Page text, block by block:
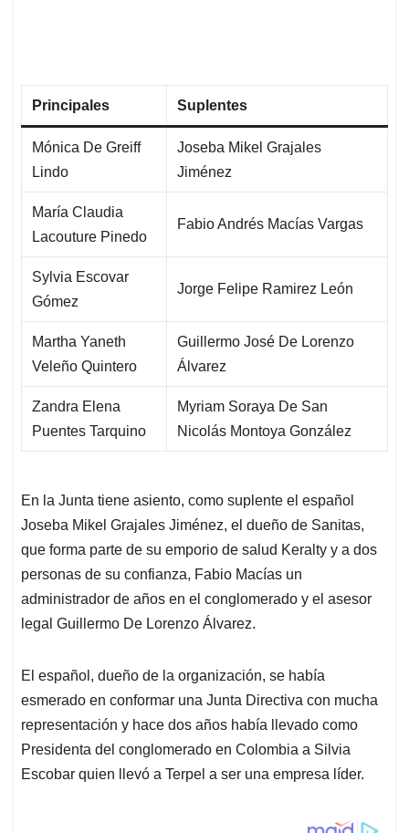
Principales Suplentes
Mónica De Greiff
Lindo
Joseba Mikel Grajales
Jiménez
María Claudia
Lacouture Pinedo
Fabio Andrés Macías Vargas
Sylvia Escovar
Gómez
Jorge Felipe Ramirez León
Martha Yaneth
Veleño Quintero
Guillermo José De Lorenzo
Álvarez
Zandra Elena
Puentes Tarquino
Myriam Soraya De San
Nicolás Montoya González
En la Junta tiene asiento, como suplente el español
Joseba Mikel Grajales Jiménez, el dueño de Sanitas,
que forma parte de su emporio de salud Keralty y a dos
personas de su confianza, Fabio Macías un
administrador de años en el conglomerado y el asesor
legal Guillermo De Lorenzo Álvarez.
El español, dueño de la organización, se había
esmerado en conformar una Junta Directiva con mucha
representación y hace dos años había llevado como
Presidenta del conglomerado en Colombia a Silvia
Escobar quien llevó a Terpel a ser una empresa líder.